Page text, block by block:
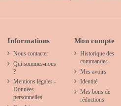
Informations
Nous contacter
Qui sommes-nous
?
Mentions légales -
Données
personnelles
Mon compte
Historique des
commandes
Mes avoirs
Identité
Mes bons de
réductions